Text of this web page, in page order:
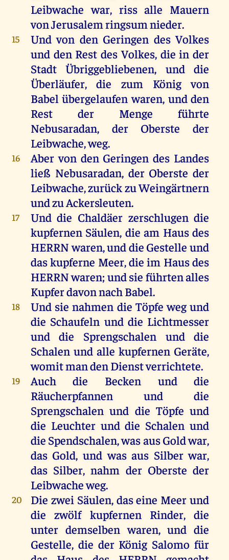
Leibwache war, rissalle Mauern
vonJerusalemringsumnieder.
15 Und von den Geringen des Volkes
und denRestdes Volkes, die in der
Stadt
Übriggebliebenen, und
die
Überläufer,die zum König
von
Babel übergelaufenwaren, und den
Rest der Menge
führte
Nebusaradan, der Oberste
der
Leibwache,weg.
16 Aber von den Geringen des Landes
ließ Nebusaradan, der Oberste der
Leibwache,zurückzuWeingärtnern
undzuAckersleuten.
17 Und die Chaldäer zerschlugen die
kupfernen Säulen, die am Haus des
HERRNwaren,unddie Gestelleund
daskupferne Meer,die im Hausdes
HERRNwaren; undsie führtenalles
KupferdavonnachBabel.
18 Und sie nahmen die Töpfe weg und
die Schaufeln und die Lichtmesser
und
die Sprengschalen und
die
Schalen und alle kupfernen Geräte,
womitmandenDienstverrichtete.
19 Auch die Becken und
die
Räucherpfannen und
die
Sprengschalenund die Töpfe und
die Leuchter und die Schalen und
die Spendschalen,wasausGoldwar,
das Gold, und was aus Silber war,
das Silber,nahm der Oberste der
Leibwacheweg.
20 Die zwei Säulen, das eine Meer und
die zwölfkupfernen Rinder,die
unter demselben waren,und die
Gestelle, die der König Salomo für